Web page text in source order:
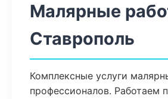
Малярные
Ставрополь
Комплексные услуги
профессионалов. Работаем